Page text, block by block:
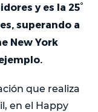
y es la 25°
superando a
New York
que realiza
en el Happy